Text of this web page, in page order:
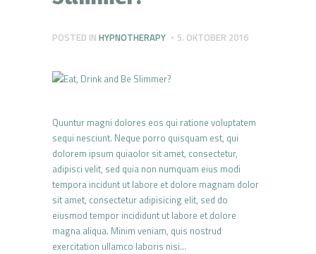
POSTED IN HYPNOTHERAPY 5. OKTOBER 2016
Quuntur magni dolores eos qui ratione voluptatem
sequi nesciunt. Neque porro quisquam est, qui
dolorem ipsum quiaolor sit amet, consectetur,
adipisci velit, sed quia non numquam eius modi
tempora incidunt ut labore et dolore magnam dolor
sit amet, consectetur adipisicing elit, sed do
eiusmod tempor incididunt ut labore et dolore
magna aliqua. Minim veniam, quis nostrud
exercitation ullamco laboris nisi…